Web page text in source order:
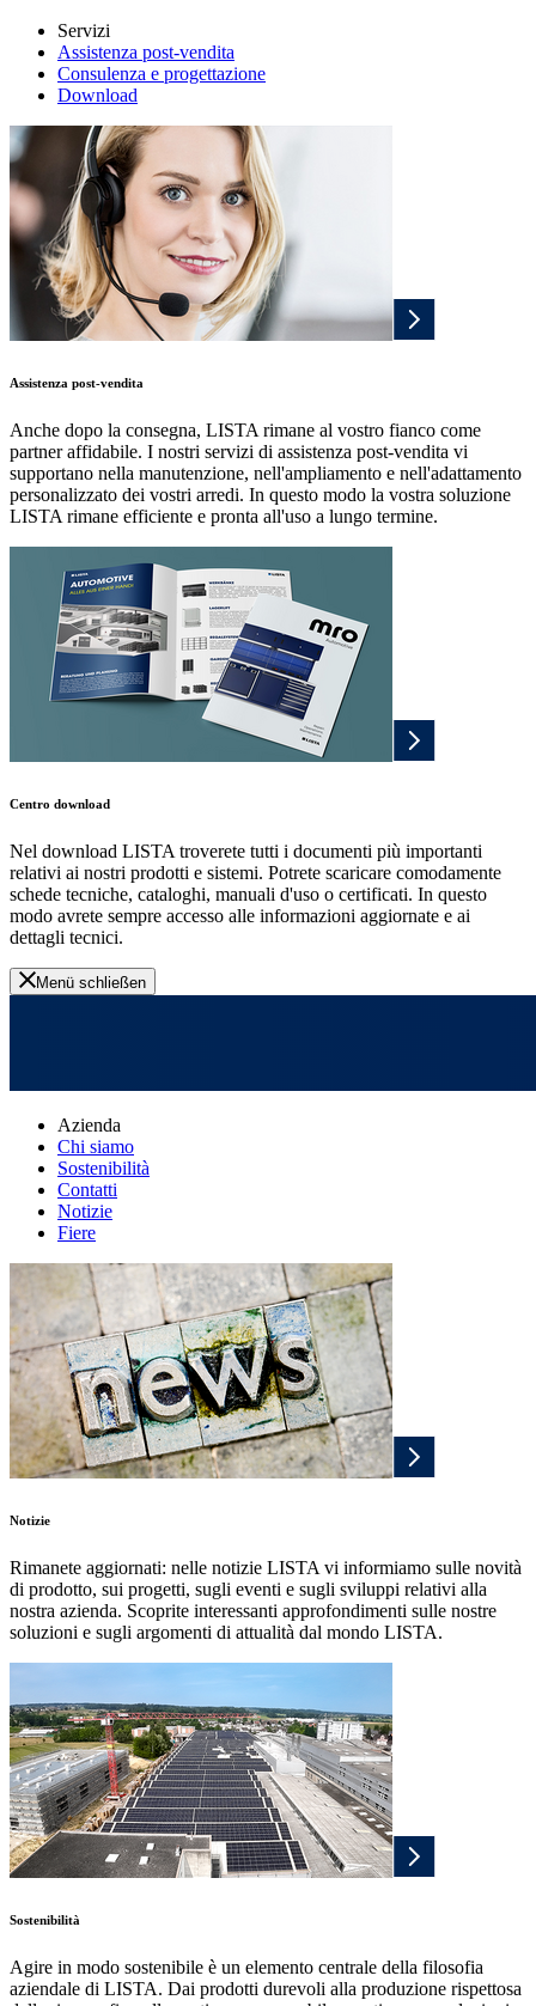
Servizi
Assistenza post-vendita
Consulenza e progettazione
Download
Assistenza post-vendita
Anche dopo la consegna, LISTA rimane al vostro fianco come
partner affidabile. I nostri servizi di assistenza post-vendita vi
supportano nella manutenzione, nell'ampliamento e nell'adattamento
personalizzato dei vostri arredi. In questo modo la vostra soluzione
LISTA rimane efficiente e pronta all'uso a lungo termine.
Centro download
Nel download LISTA troverete tutti i documenti più importanti
relativi ai nostri prodotti e sistemi. Potrete scaricare comodamente
schede tecniche, cataloghi, manuali d'uso o certificati. In questo
modo avrete sempre accesso alle informazioni aggiornate e ai
dettagli tecnici.
Menü schließen
Azienda
Chi siamo
Sostenibilità
Contatti
Notizie
Fiere
Notizie
Rimanete aggiornati: nelle notizie LISTA vi informiamo sulle novità
di prodotto, sui progetti, sugli eventi e sugli sviluppi relativi alla
nostra azienda. Scoprite interessanti approfondimenti sulle nostre
soluzioni e sugli argomenti di attualità dal mondo LISTA.
Sostenibilità
Agire in modo sostenibile è un elemento centrale della filosofia
aziendale di LISTA. Dai prodotti durevoli alla produzione rispettosa